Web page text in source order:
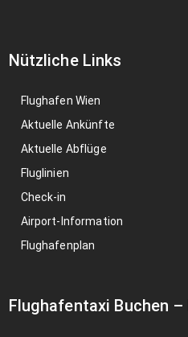
Nützliche Links
Flughafen Wien
Aktuelle Ankünfte
Aktuelle Abflüge
Fluglinien
Check-in
Airport-Information
Flughafenplan
Flughafentaxi Buchen –